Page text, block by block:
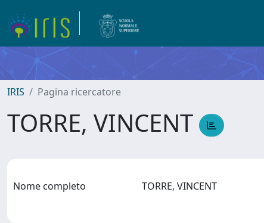
IRIS Pagina ricercatore
TORRE, VINCENT
Nome completo TORRE, VINCENT